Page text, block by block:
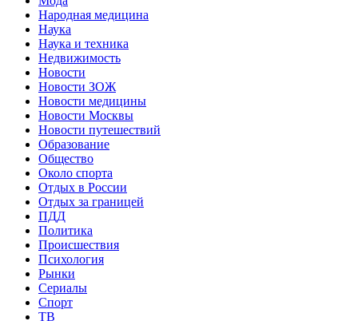
Народная медицина
Наука
Наука и техника
Недвижимость
Новости
Новости ЗОЖ
Новости медицины
Новости Москвы
Новости путешествий
Образование
Общество
Около спорта
Отдых в России
Отдых за границей
ПДД
Политика
Происшествия
Психология
Рынки
Сериалы
Спорт
ТВ